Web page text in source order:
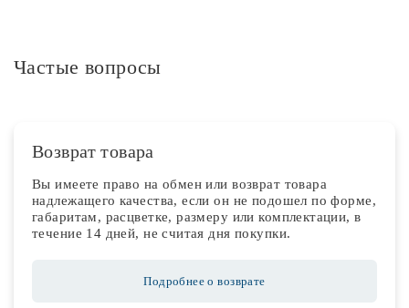
Частые вопросы
Возврат товара
Вы имеете право на обмен или возврат товара
надлежащего качества, если он не подошел по форме,
габаритам, расцветке, размеру или комплектации, в
течение 14 дней, не считая дня покупки.
Подробнее о возврате